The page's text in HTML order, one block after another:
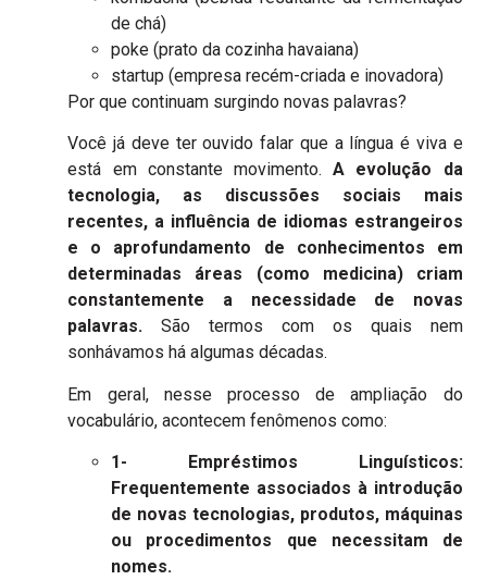
de chá)
poke (prato da cozinha havaiana)
startup (empresa recém-criada e inovadora)
Por que continuam surgindo novas palavras?
Você já deve ter ouvido falar que a língua é viva e
está em constante movimento.A evolução da
tecnologia, as discussões sociais mais
recentes, a influência de idiomas estrangeiros
e o aprofundamento de conhecimentos em
determinadas áreas (como medicina) criam
constantemente a necessidade de novas
palavras.São termos com os quais nem
sonhávamos há algumas décadas.
Em geral, nesse processo de ampliação do
vocabulário, acontecem fenômenos como:
1- Empréstimos Linguísticos:
Frequentemente associados à introdução
de novas tecnologias, produtos, máquinas
ou procedimentos que necessitam de
nomes.